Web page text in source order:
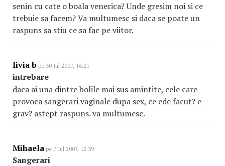
senin cu cate o boala venerica? Unde gresim noi si ce
trebuie sa facem? Va multumesc si daca se poate un
raspuns sa stiu ce sa fac pe viitor.
livia b pe 30 Iul 2007, 16:21
intrebare
daca ai una dintre bolile mai sus amintite, cele care
provoca sangerari vaginale dupa sex, ce ede facut? e
grav? astept raspuns. va multumesc.
Mihaela pe 7 Iul 2007, 12:39
Sangerari